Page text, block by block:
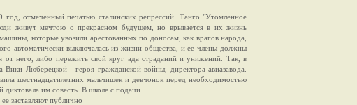
отмеченный печатью сталинских репрессий. Танго "Утомленное
живут мечтою о прекрасном будущем, но врывается в их жизнь
которые увозили арестованных по доносам, как врагов народа,
автоматически выключалась из жизни общества, и ее члены должны
от него, либо пережить свой круг ада страданий и унижений. Так, в
Люберецкой - героя гражданской войны, директора авиазавода.
шестнадцатилетних мальчишек и девчонок перед необходимостью
диктовала им совесть. В школе с подачи
заставляют публично